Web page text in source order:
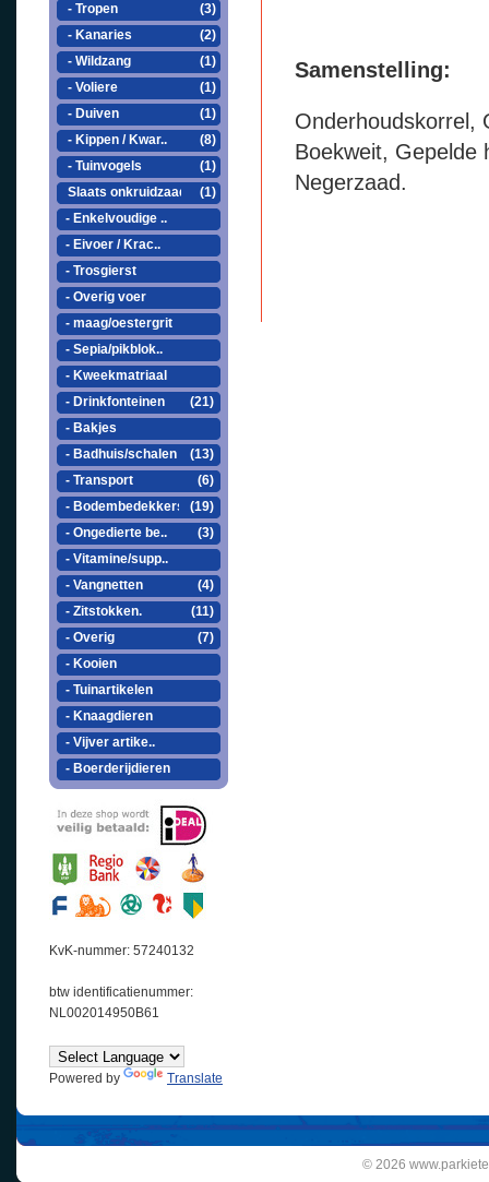
- Tropen
(3)
- Kanaries
(2)
- Wildzang
(1)
- Voliere
(1)
- Duiven
(1)
- Kippen / Kwar..
(8)
- Tuinvogels
(1)
Slaats onkruidzaad
(1)
- Enkelvoudige ..
- Eivoer / Krac..
- Trosgierst
- Overig voer
- maag/oestergrit
- Sepia/pikblok..
- Kweekmatriaal
- Drinkfonteinen
(21)
- Bakjes
- Badhuis/schalen
(13)
- Transport
(6)
- Bodembedekkers
(19)
- Ongedierte be..
(3)
- Vitamine/supp..
- Vangnetten
(4)
- Zitstokken.
(11)
- Overig
(7)
- Kooien
- Tuinartikelen
- Knaagdieren
- Vijver artike..
- Boerderijdieren
KvK-nummer: 57240132
btw identificatienummer:
NL002014950B61
Powered by Translate
Samenstelling:
Onderhoudskorrel,
Boekweit, Gepelde
Negerzaad.
© 2026